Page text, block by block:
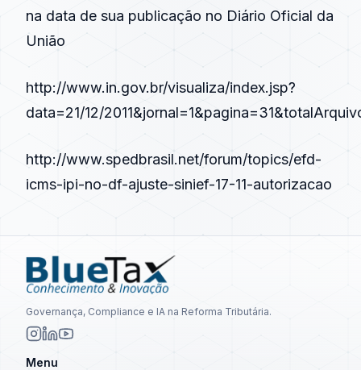
na data de sua publicação no Diário Oficial da
União
http://www.in.gov.br/visualiza/index.jsp?
data=21/12/
http://www.spedbrasil.net/forum/topics/efd-
icms-ipi-no-df-ajuste-sinief-17-11-autorizacao
Governança, Compliance e IA na Reforma Tributária.
Menu